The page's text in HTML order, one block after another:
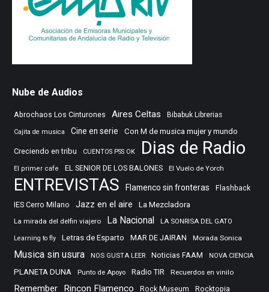
Nube de Audios
Abrochaos Los Cinturones Aires Celtas Bibabuk Librerias
Cajita de musica Cine en serie Con M de musica mujer y mundo
Creciendo en tribu CUENTOS PSS OK Dias de Radio
El primer cafe EL SENIOR DE LOS BALONES El Vuelo de Yorch
ENTREVISTAS Flamenco sin fronteras Flashback
IES Cerro Milano Jazz en el aire La Mezcladora
La mirada del delfin viajero La Nacional LA SONRISA DEL GATO
Learning to fly Letras de Esparto MAR DE JAIRAN Morada Sonica
Musica sin usura NOS GUSTA LEER Noticias FAAM NOVA CIENCIA
PLANETA DUNA Punto de Apoyo Radio TIR Recuerdos en vinilo
Remember Rincon Flamenco Rock Museum Rocktopia